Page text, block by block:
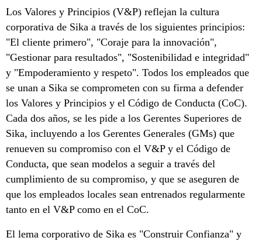
Los Valores y Principios (V&P) reflejan la cultura
corporativa de Sika a través de los siguientes principios:
"El cliente primero", "Coraje para la innovación",
"Gestionar para resultados", "Sostenibilidad e integridad"
y "Empoderamiento y respeto". Todos los empleados que
se unan a Sika se comprometen con su firma a defender
los Valores y Principios y el Código de Conducta (CoC).
Cada dos años, se les pide a los Gerentes Superiores de
Sika, incluyendo a los Gerentes Generales (GMs) que
renueven su compromiso con el V&P y el Código de
Conducta, que sean modelos a seguir a través del
cumplimiento de su compromiso, y que se aseguren de
que los empleados locales sean entrenados regularmente
tanto en el V&P como en el CoC.
El lema corporativo de Sika es "Construir Confianza" y